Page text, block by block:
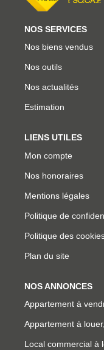
NOS SERVICES
Nos biens vendus
Nos outils
Nos actualités
Estimation
LIENS UTILES
Mon compte
Nos honoraires
Mentions légales
Politique de
Politique des
Plan du site
NOS ANNONCES
Appartement à
Appartement à
Local commercial à